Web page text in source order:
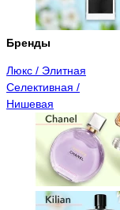
Бренды
Люкс / Элитная
Селективная /
Нишевая